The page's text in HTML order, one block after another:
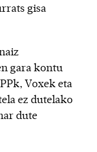
gisa
gara kontu
Voxek eta
ez dutelako
dute